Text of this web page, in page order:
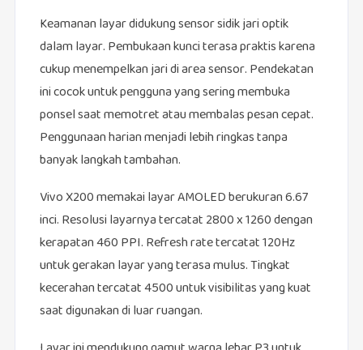
Keamanan layar didukung sensor sidik jari optik
dalam layar. Pembukaan kunci terasa praktis karena
cukup menempelkan jari di area sensor. Pendekatan
ini cocok untuk pengguna yang sering membuka
ponsel saat memotret atau membalas pesan cepat.
Penggunaan harian menjadi lebih ringkas tanpa
banyak langkah tambahan.
Vivo X200 memakai layar AMOLED berukuran 6.67
inci. Resolusi layarnya tercatat 2800 x 1260 dengan
kerapatan 460 PPI. Refresh rate tercatat 120Hz
untuk gerakan layar yang terasa mulus. Tingkat
kecerahan tercatat 4500 untuk visibilitas yang kuat
saat digunakan di luar ruangan.